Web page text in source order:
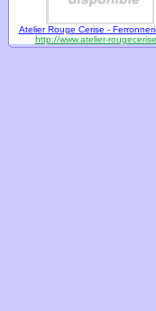
Atelier Rouge Cerise -
http://www.atelier-